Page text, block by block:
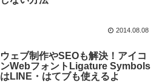
2014.08.08
ウェブ制作やSEOも解決！アイコ
ンWebフォントLigature Symbols
はLINE・はてブも使えるよ